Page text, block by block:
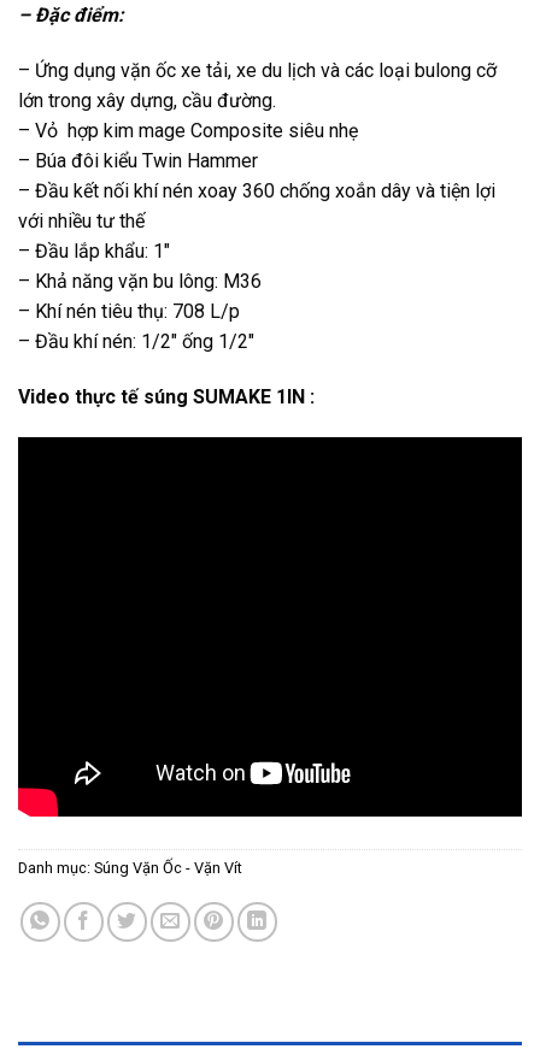
– Đặc điểm:
– Ứng dụng vặn ốc xe tải, xe du lịch và các loại bulong cỡ
lớn trong xây dựng, cầu đường.
– Vỏ hợp kim mage Composite siêu nhẹ
– Búa đôi kiểu Twin Hammer
– Đầu kết nối khí nén xoay 360 chống xoắn dây và tiện lợi
với nhiều tư thế
– Đầu lắp khẩu: 1″
– Khả năng vặn bu lông: M36
– Khí nén tiêu thụ: 708 L/p
– Đầu khí nén: 1/2″ ống 1/2″
Video thực tế súng SUMAKE 1IN :
Danh mục: Súng Vặn Ốc - Vặn Vít